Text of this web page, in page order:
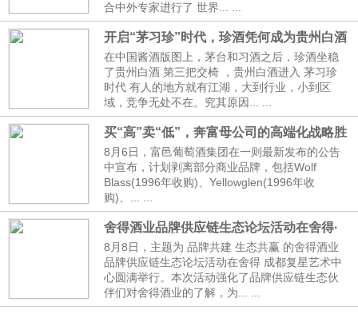
合中外专家进行了 世界... ...
开启“茅习珍”时代，珍酒凭何成为贵州白酒
前三？
在中国酱酒版图上，茅台和习酒之后，珍酒坐稳
了贵州白酒 第三把交椅 ，贵州白酒进入 茅习珍
时代 有人的地方就有江湖，大到行业，小到区
域，竞争无处不在。究其原因... ...
买“高”卖“低”，奔富母公司的高端化战略胜
算几何？
8月6日，富邑葡萄酒集团在一则最新发布的公告
中宣布，计划剥离部分商业品牌，包括Wolf
Blass(1996年收购)、Yellowglen(1996年收
购)、... ...
舍得酒业品牌供应链生态论坛活动在舍得·
成都复星艺术中心圆满举行
8月8日，主题为 品牌共建 生态共赢 的舍得酒业
品牌供应链生态论坛活动在舍得 成都复星艺术中
心圆满举行。本次活动强化了品牌供应链生态伙
伴们对舍得酒业的了解，为... ...